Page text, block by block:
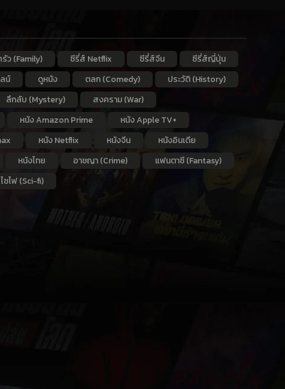
ว (Family) ซีรี่ส์ Netflix ซีรี่ส์จีน
ซีรี่ส์ญี่ปุ่น
น์ ดูหนัง ตลก (Comedy)
ประวัติ (History)
ลึกลับ (Mystery)
สงคราม (War)
หนัง Amazon Prime
หนัง Apple TV+
หนัง Netflix หนังจีน
หนังอินเดีย
หนังไทย อาชญา (Crime)
แฟนตาซี (Fantasy)
ไซไฟ (Sci-fi)